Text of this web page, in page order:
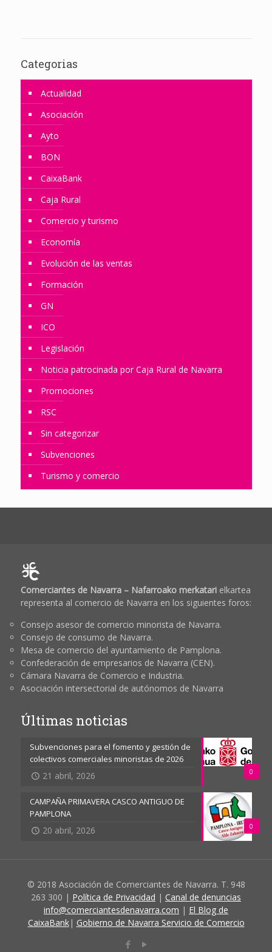
Categorias
Actualidad
Asociación
Ayto
BON
CaixaBank
Caja Rural
Comercio y turismo
Economía
Evolución de las ventas
Formación
GN
ICO
Legislación
Noticia patrocinada por Caja Rural de Navarra
Promociones
RSC
Sin categorizar
Subvenciones
Turismo y comercio
Comerciantes de Navarra – Nafarroako merkatarielkartea
representa al comercio de Navarra en los siguientes foros:
Consejo asesor de comercio minorista de Navarra.
Consejo de consumo de Navarra.
Mesa de comercio del ayuntamiento de Pamplona.
Confederación de empresarios de Navarra (CEN).
Cámara Navarra de Comercio e Industria.
Asociación intersectorial de autónomos de Navarra
Últimas noticias
0
Subvenciones para el fomento y gestión de
colectivos comerciales minoristas de 2026
21 abril, 2026
0
CAMPAÑA PRIMAVERA CASCO ANTIGUO DE
PAMPLONA
20 abril, 2026
© 2018 Asociación de Comerciantes de Navarra. T. 948
263 300 | Política de Privacidad | Canal de denuncias
info@comerciantesdenavarra.com | El Blog de
CaixaBank| Gobierno de Navarra Servicio de Comercio